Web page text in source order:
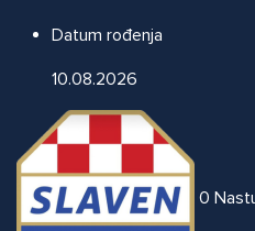
Datum rođenja
10.08.2026
0